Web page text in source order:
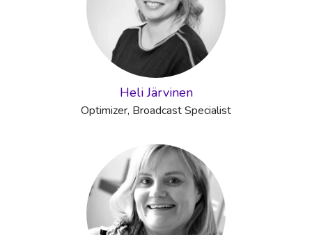
Heli Järvinen
Optimizer, Broadcast Specialist